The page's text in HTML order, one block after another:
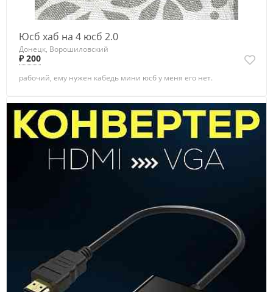
Юсб хаб на 4 юсб 2.0
Донецк, Ворошиловский
₽ 200
рабочий, ему нужен кабедь мини юсб у меня его нет.